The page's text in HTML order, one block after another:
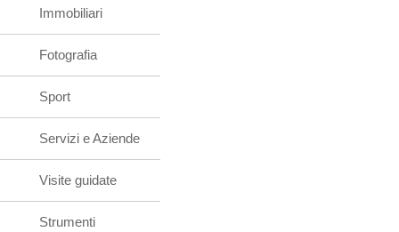
Immobiliari
Fotografia
Sport
Servizi e Aziende
Visite guidate
Strumenti